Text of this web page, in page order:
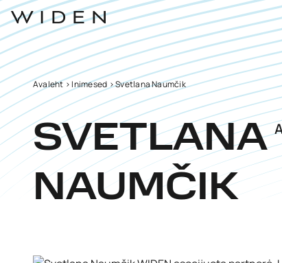
Avaleht> Inimesed >Svetlana Naumčik
SVETLANA
NAUMČIK